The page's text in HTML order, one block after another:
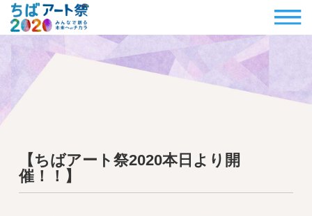
【ちばアート祭2020本日より開
催！！】